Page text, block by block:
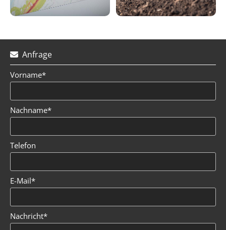
 Anfrage
Vorname*
Nachname*
Telefon
E-Mail*
Nachricht*